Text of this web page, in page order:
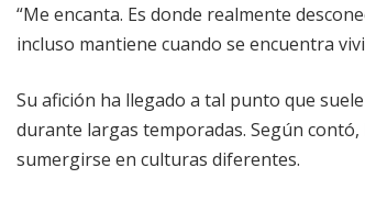
“Me encanta. Es donde realmente
incluso mantiene cuando se encuentra
Su afición ha llegado a tal punto que
durante largas temporadas. Según
sumergirse en culturas diferentes.